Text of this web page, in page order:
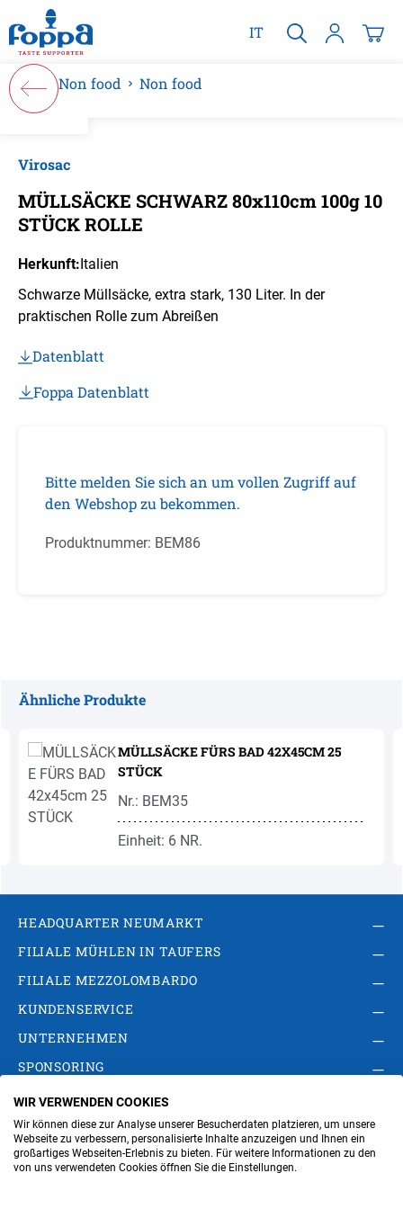
springen
IT
Non food Non food
Virosac
MÜLLSÄCKE SCHWARZ 80x110cm 100g 10
STÜCK ROLLE
Herkunft:Italien
Schwarze Müllsäcke, extra stark, 130 Liter. In der
praktischen Rolle zum Abreißen
Datenblatt
Foppa Datenblatt
Bitte melden Sie sich an um vollen Zugriff auf
den Webshop zu bekommen.
Produktnummer: BEM86
Ähnliche Produkte
MÜLLSÄCKE FÜRS BAD 42X45CM 25
STÜCK
Nr.: BEM35
Einheit: 6 NR.
HEADQUARTER NEUMARKT
FILIALE MÜHLEN IN TAUFERS
FILIALE MEZZOLOMBARDO
KUNDENSERVICE
UNTERNEHMEN
SPONSORING
AGB Privacy Policy
Impressum
Cookie-Einstellungen ändern
Verwaltung
WIR VERWENDEN COOKIES
Wir können diese zur Analyse unserer Besucherdaten platzieren, um unsere
Webseite zu verbessern, personalisierte Inhalte anzuzeigen und Ihnen ein
großartiges Webseiten-Erlebnis zu bieten. Für weitere Informationen zu den
von uns verwendeten Cookies öffnen Sie die Einstellungen.